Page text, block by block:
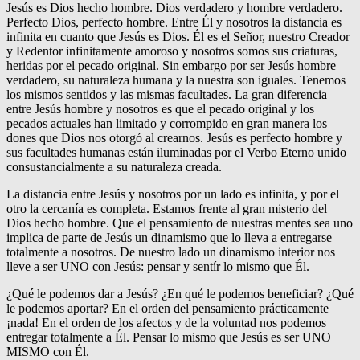
Jesús es Dios hecho hombre. Dios verdadero y hombre verdadero.
Perfecto Dios, perfecto hombre. Entre Él y nosotros la distancia es
infinita en cuanto que Jesús es Dios. Él es el Señor, nuestro Creador
y Redentor infinitamente amoroso y nosotros somos sus criaturas,
heridas por el pecado original. Sin embargo por ser Jesús hombre
verdadero, su naturaleza humana y la nuestra son iguales. Tenemos
los mismos sentidos y las mismas facultades. La gran diferencia
entre Jesús hombre y nosotros es que el pecado original y los
pecados actuales han limitado y corrompido en gran manera los
dones que Dios nos otorgó al crearnos. Jesús es perfecto hombre y
sus facultades humanas están iluminadas por el Verbo Eterno unido
consustancialmente a su naturaleza creada.
La distancia entre Jesús y nosotros por un lado es infinita, y por el
otro la cercanía es completa. Estamos frente al gran misterio del
Dios hecho hombre. Que el pensamiento de nuestras mentes sea uno
implica de parte de Jesús un dinamismo que lo lleva a entregarse
totalmente a nosotros. De nuestro lado un dinamismo interior nos
lleve a ser UNO con Jesús: pensar y sentír lo mismo que Él.
¿Qué le podemos dar a Jesús? ¿En qué le podemos beneficiar? ¿Qué
le podemos aportar? En el orden del pensamiento prácticamente
¡nada! En el orden de los afectos y de la voluntad nos podemos
entregar totalmente a Él. Pensar lo mismo que Jesús es ser UNO
MISMO con Él.